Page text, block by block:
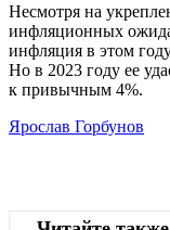
Несмотря на
инфляционных
инфляция в этом
Но в 2023 году ее
к привычным 4%.
Ярослав Горбунов